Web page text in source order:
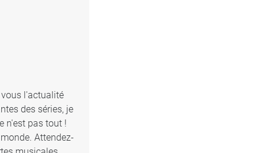
vous l'actualité
des séries, je
n'est pas tout !
Attendez-